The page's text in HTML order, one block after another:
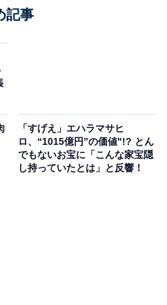
記事
「すげえ」エハラマサヒ
ロ、“1015億円”の価値"!? とん
でもないお宝に「こんな家宝隠
し持っていたとは」と反響！